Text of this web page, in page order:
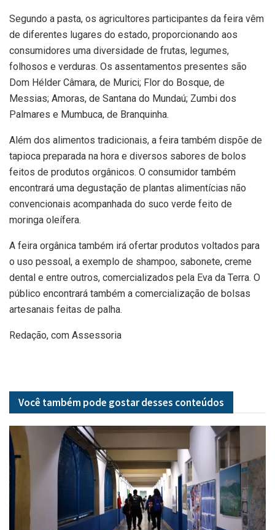
Segundo a pasta, os agricultores participantes da feira vêm
de diferentes lugares do estado, proporcionando aos
consumidores uma diversidade de frutas, legumes,
folhosos e verduras. Os assentamentos presentes são
Dom Hélder Câmara, de Murici; Flor do Bosque, de
Messias; Amoras, de Santana do Mundaú; Zumbi dos
Palmares e Mumbuca, de Branquinha.
Além dos alimentos tradicionais, a feira também dispõe de
tapioca preparada na hora e diversos sabores de bolos
feitos de produtos orgânicos. O consumidor também
encontrará uma degustação de plantas alimentícias não
convencionais acompanhada do suco verde feito de
moringa oleífera.
A feira orgânica também irá ofertar produtos voltados para
o uso pessoal, a exemplo de shampoo, sabonete, creme
dental e entre outros, comercializados pela Eva da Terra. O
público encontrará também a comercialização de bolsas
artesanais feitas de palha.
Redação, com Assessoria
Você também pode gostar desses conteúdos